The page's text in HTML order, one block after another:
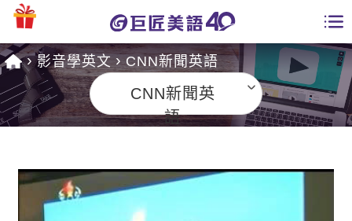
課程總覽
英文課程總表
全國分校
學員專區
影音學英文 CNN新聞英語
CNN新聞英
語